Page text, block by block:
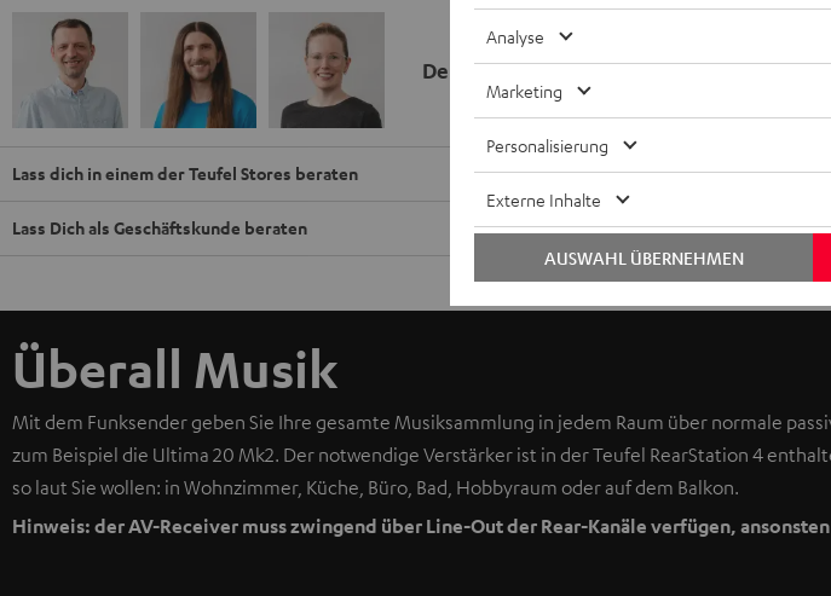
Deine Kaufberatung
beraten
Lass dich in einem der Teufel Stores beraten
Lass Dich als Geschäftskunde beraten
Überall Musik
Mit dem Funksender geben Sie Ihre gesamte Musiksammlung in jedem Raum über normale
zum Beispiel die Ultima 20 Mk2. Der notwendige Verstärker ist in der Teufel RearStation 4
so laut Sie wollen: in Wohnzimmer, Küche, Büro, Bad, Hobbyraum oder auf dem Balkon.
Hinweis: der AV-Receiver muss zwingend über Line-Out der Rear-Kanäle verfügen,
Analyse
Marketing
Personalisierung
Externe Inhalte
AUSWAHL ÜBERNEHMEN